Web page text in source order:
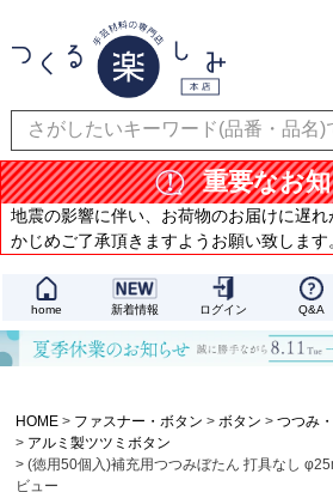
重要なお
地震の影響に伴い、お荷物のお届けに遅
かじめご了承頂きますようお願い致しま
home 新着情報 ログイン Q&A
HOME ファスナー・ボタン ボタン
つつみ
アルミ製ツツミボタン
(徳用50個入)補充用つつみぼたん 打具なし
ビュー